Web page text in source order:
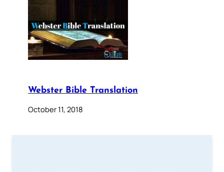
Webster Bible Translation
October 11, 2018